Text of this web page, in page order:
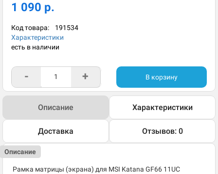
1 090 р.
Код товара: 191534
Характеристики
есть в наличии
- + В корзину
Описание Характеристики
Доставка Отзывов: 0
Описание
Рамка матрицы (экрана) для MSI Katana GF66 11UC